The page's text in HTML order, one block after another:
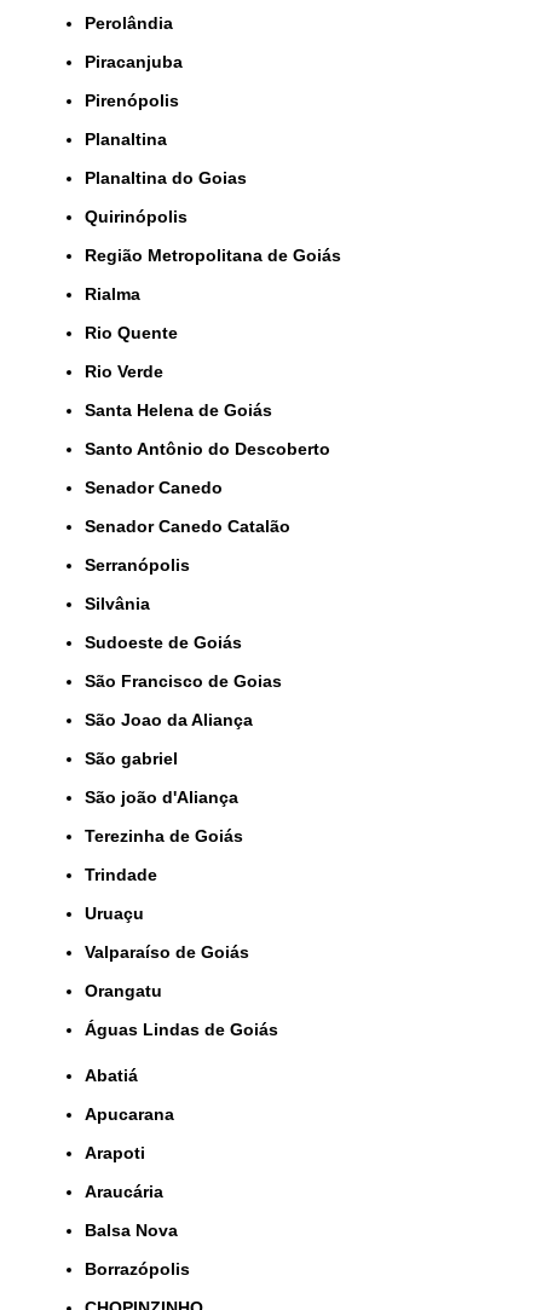
Perolândia
Piracanjuba
Pirenópolis
Planaltina
Planaltina do Goias
Quirinópolis
Região Metropolitana de Goiás
Rialma
Rio Quente
Rio Verde
Santa Helena de Goiás
Santo Antônio do Descoberto
Senador Canedo
Senador Canedo Catalão
Serranópolis
Silvânia
Sudoeste de Goiás
São Francisco de Goias
São Joao da Aliança
São gabriel
São joão d'Aliança
Terezinha de Goiás
Trindade
Uruaçu
Valparaíso de Goiás
orangatu
Águas Lindas de Goiás
Abatiá
Apucarana
Arapoti
Araucária
Balsa Nova
Borrazópolis